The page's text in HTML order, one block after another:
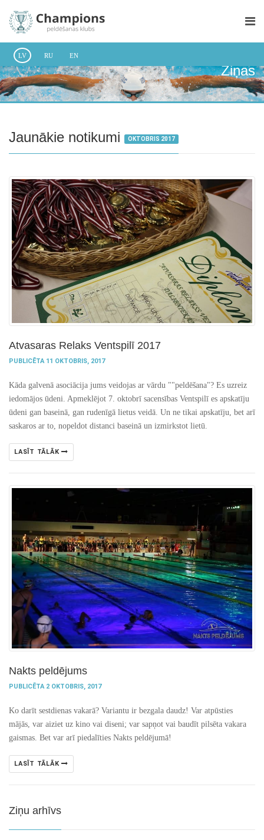
LV RU EN
Ziņas
Jaunākie notikumi OKTOBRIS 2017
Atvasaras Relaks Ventspilī 2017
PUBLICĒTA 11 OKTOBRIS, 2017
Kāda galvenā asociācija jums veidojas ar vārdu ""peldēšana"? Es uzreiz
iedomājos ūdeni. Apmeklējot 7. oktobrī sacensības Ventspilī es apskatīju
ūdeni gan baseinā, gan rudenīgā lietus veidā. Un ne tikai apskatīju, bet arī
saskaros ar to, nopeldot distanci baseinā un izmirkstot lietū.
LASĪT TĀLĀK
Nakts peldējums
PUBLICĒTA 2 OKTOBRIS, 2017
Ko darīt sestdienas vakarā? Variantu ir bezgala daudz! Var atpūsties
mājās, var aiziet uz kino vai diseni; var sapņot vai baudīt pilsēta vakara
gaismas. Bet var arī piedalīties Nakts peldējumā!
LASĪT TĀLĀK
Ziņu arhīvs